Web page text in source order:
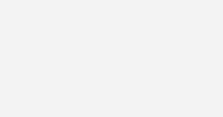
Kölner Installationsbetrieb Heimwatt
42 Monate bauen die
42 Solaranlagen auf den Dächern
sind. An jedem Hausanschluss
Dieser erhöht den Eigenverbrauch